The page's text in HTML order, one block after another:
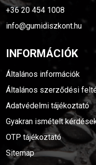
+36 20 454 1008
info@gumidiszkont.hu
INFORMÁCIÓK
Általános információk
Általános szerződési
Adatvédelmi tájékoztató
Gyakran ismételt
OTP tájékoztató
Sitemap